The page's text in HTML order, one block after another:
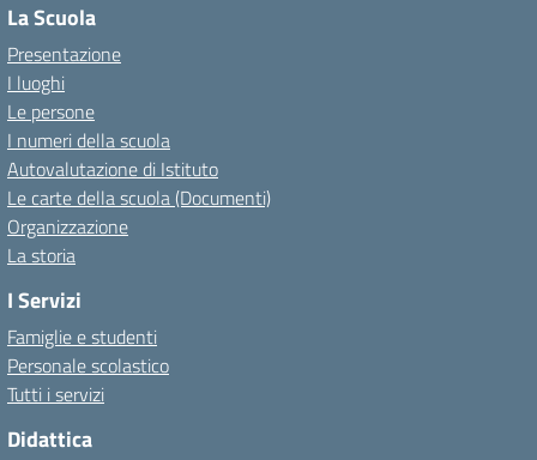
La Scuola
Presentazione
I luoghi
Le persone
I numeri della scuola
Autovalutazione di Istituto
Le carte della scuola (Documenti)
Organizzazione
La storia
I Servizi
Famiglie e studenti
Personale scolastico
Tutti i servizi
Didattica